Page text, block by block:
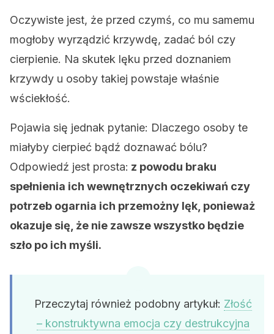
Oczywiste jest, że przed czymś, co mu samemu
mogłoby wyrządzić krzywdę, zadać ból czy
cierpienie. Na skutek lęku przed doznaniem
krzywdy u osoby takiej powstaje właśnie
wściekłość.
Pojawia się jednak pytanie: Dlaczego osoby te
miałyby cierpieć bądź doznawać bólu?
Odpowiedź jest prosta: z powodu braku
spełnienia ich wewnętrznych oczekiwań czy
potrzeb ogarnia ich przemożny lęk, ponieważ
okazuje się, że nie zawsze wszystko będzie
szło po ich myśli.
Przeczytaj również podobny artykuł: Złość
– konstruktywna emocja czy destrukcyjna